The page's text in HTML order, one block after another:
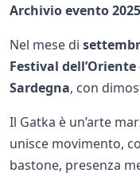
Archivio evento
Nel mese di
Festival
Sardegna, con
Il Gatka è un’arte
unisce movimento,
bastone, presenza